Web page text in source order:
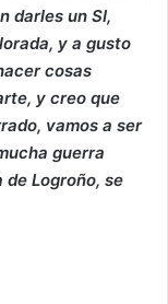
darles un SI,
y a gusto
cosas
y creo que
vamos a ser
guerra
Logroño, se